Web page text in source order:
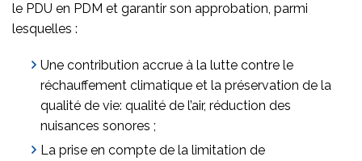
le PDU en PDM et garantir son approbation, parmi
lesquelles :
Une contribution accrue à la lutte contre le
réchauffement climatique et la préservation de la
qualité de vie: qualité de l’air, réduction des
nuisances sonores ;
La prise en compte de la limitation de